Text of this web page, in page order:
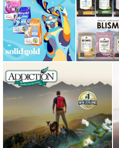
ルイトモ RUITOMO
ロザイボトル
ロッカ ROKKA
ワイルドランド Wildes Land
わんぽうやく
ナチュラル重曹 アイテム合同会社